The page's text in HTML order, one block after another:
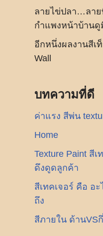
ลายไข่ปลา…ลาย
กำแพงหน้าบ้าน
อีกหนึ่งผลงานสีเ
Wall
บทความที่ดี
ค่าแรง สีพ่น
Home
Texture Paint สี
ดึงดูดลูกค้า
สีเทคเจอร์ คือ อ
ถึง
สีภายใน ด้านVS